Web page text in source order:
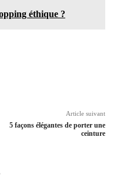
éthique ?
Article suivant
5 façons élégantes de porter une
ceinture